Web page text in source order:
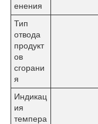
енения
Тип
отвода
продукт
ов
сгорани
я
Индикац
ия
темпера